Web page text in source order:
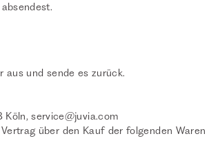
aus und sende es zurück.
Köln,service@juvia.com
über den Kauf der folgenden Waren